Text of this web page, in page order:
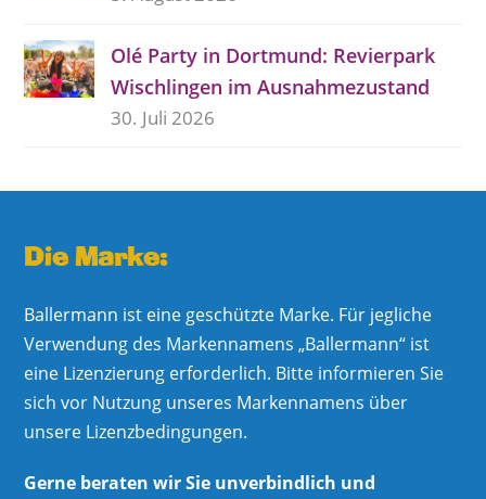
Olé Party in Dortmund: Revierpark
Wischlingen im Ausnahmezustand
30. Juli 2026
Die Marke:
Ballermann ist eine geschützte Marke. Für jegliche
Verwendung des Markennamens „Ballermann“ ist
eine Lizenzierung erforderlich. Bitte informieren Sie
sich vor Nutzung unseres Markennamens über
unsere Lizenzbedingungen.
Gerne beraten wir Sie unverbindlich und